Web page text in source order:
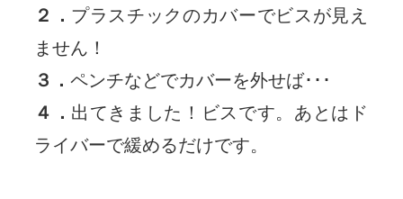
２． プラスチックのカバーでビスが見え
ません！
３． ペンチなどでカバーを外せば･･･
４． 出てきました！ビスです。あとはド
ライバーで緩めるだけです。